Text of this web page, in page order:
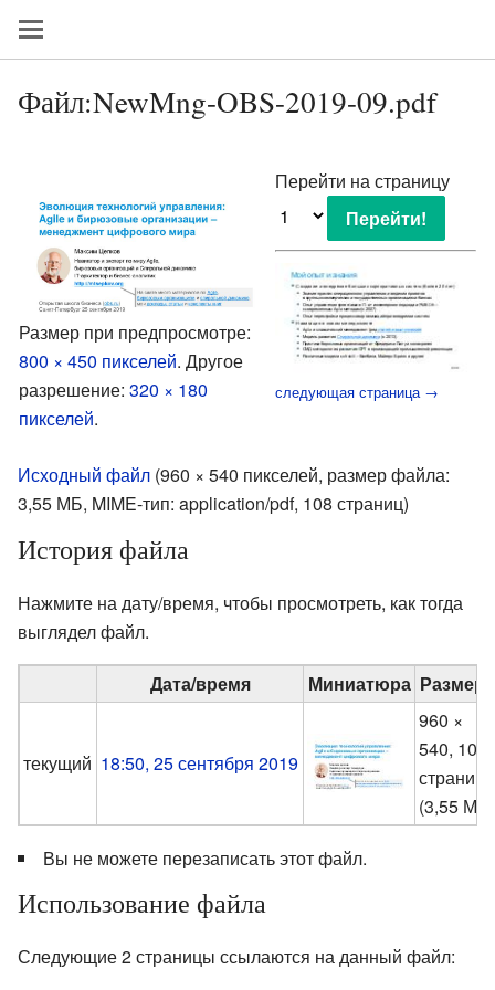
Файл:NewMng-OBS-2019-09.pdf
Размер при предпросмотре:
800 × 450 пикселей. Другое
разрешение: 320 × 180
пикселей.
Перейти на страницу
следующая страница →
Исходный файл (960 × 540 пикселей, размер файла:
3,55 МБ, MIME-тип: application/pdf, 108 страниц)
История файла
Нажмите на дату/время, чтобы просмотреть, как тогда
выглядел файл.
Дата/время Миниатюра
текущий 18:50, 25 сентября 2019
960 ×
540, 108
страниц
(3,55 МБ)
Вы не можете перезаписать этот файл.
Использование файла
Следующие 2 страницы ссылаются на данный файл: